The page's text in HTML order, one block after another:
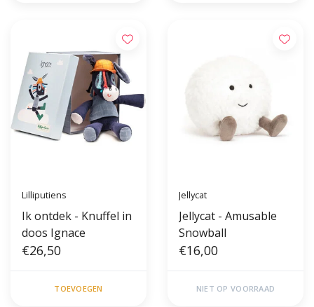
Lilliputiens
Ik ontdek - Knuffel in
doos Ignace
€26,50
TOEVOEGEN
Jellycat
Jellycat - Amusable
Snowball
€16,00
NIET OP VOORRAAD